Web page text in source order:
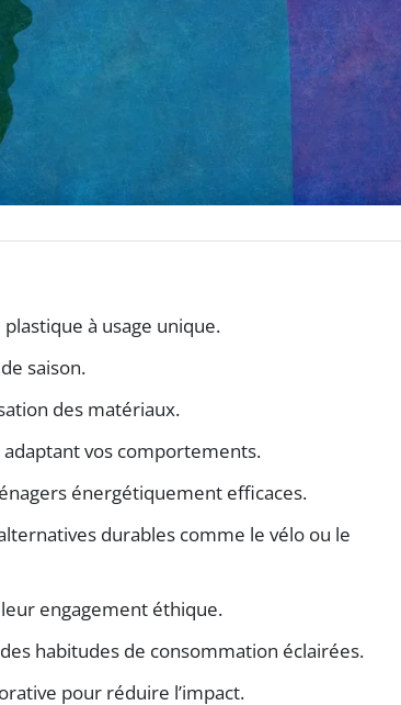
à usage unique.
saison.
des matériaux.
adaptant vos comportements.
énergétiquement efficaces.
durables comme le vélo ou le
engagement éthique.
habitudes de consommation éclairées.
pour réduire l’impact.